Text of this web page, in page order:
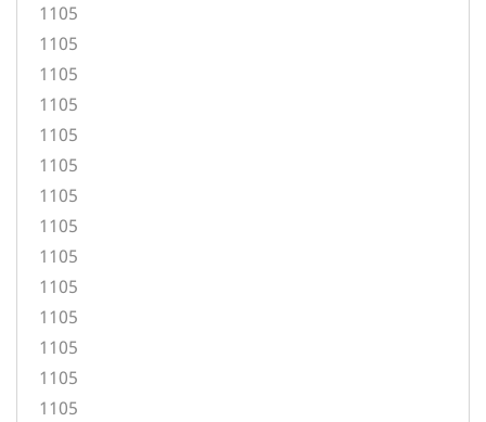
1105
1105
1105
1105
1105
1105
1105
1105
1105
1105
1105
1105
1105
1105